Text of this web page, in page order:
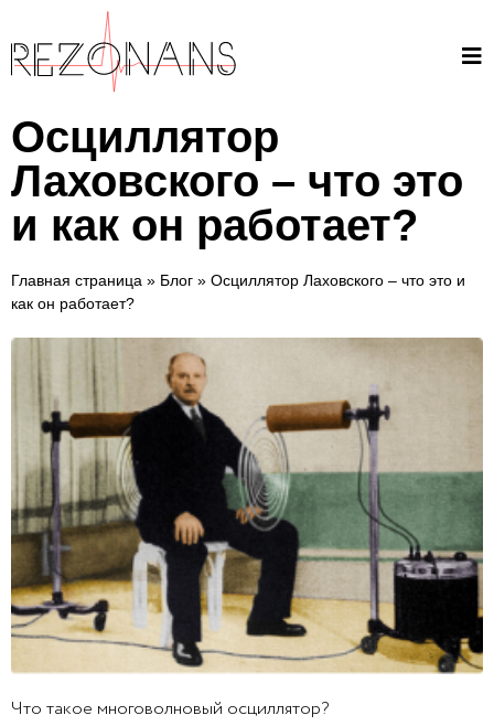
Осциллятор
Лаховского – что это
и как он работает?
Главная страница » Блог » Осциллятор Лаховского – что это и
как он работает?
Что такое многоволновый осциллятор?